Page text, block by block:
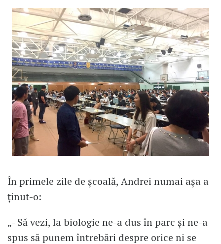
În primele zile de școală, Andrei numai așa a
ținut-o:
„- Să vezi, la biologie ne-a dus în parc și ne-a
spus să punem întrebări despre orice ni se